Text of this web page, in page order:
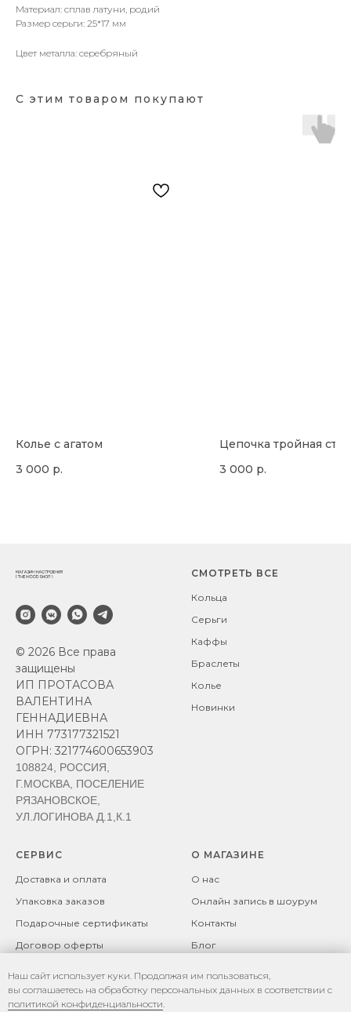
Материал: сплав латуни, родий
Размер серьги: 25*17 мм
Цвет металла: серебряный
С этим товаром покупают
Колье с агатом
3 000 р.
Цепочка тройная
3 000 р.
Наш сайт использует куки. Продолжая им пользоваться,
вы соглашаетесь на обработку персональных данных в соответствии с
политикой конфиденциальности.
© 2026 Все права
защищены
ИП ПРОТАСОВА
ВАЛЕНТИНА
ГЕННАДИЕВНА
ИНН 773177321521
ОГРН: 321774600653903
108824, РОССИЯ,
Г.МОСКВА, ПОСЕЛЕНИЕ
РЯЗАНОВСКОЕ,
УЛ.ЛОГИНОВА Д.1,К.1
СМОТРЕТЬ ВСЕ
Кольца
Серьги
Каффы
Браслеты
Колье
Новинки
СЕРВИС
Доставка и оплата
Упаковка заказов
Подарочные сертификаты
Договор оферты
Рекомендации по уходу за
изделиями
О МАГАЗИНЕ
О нас
Онлайн запись в шоурум
Контакты
Блог
конфиденциальности